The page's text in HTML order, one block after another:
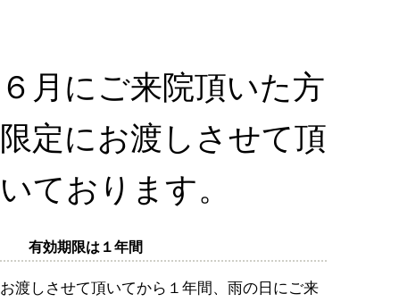
６月にご来院頂いた方
限定にお渡しさせて頂
いております。
有効期限は１年間
お渡しさせて頂いてから１年間、雨の日にご来